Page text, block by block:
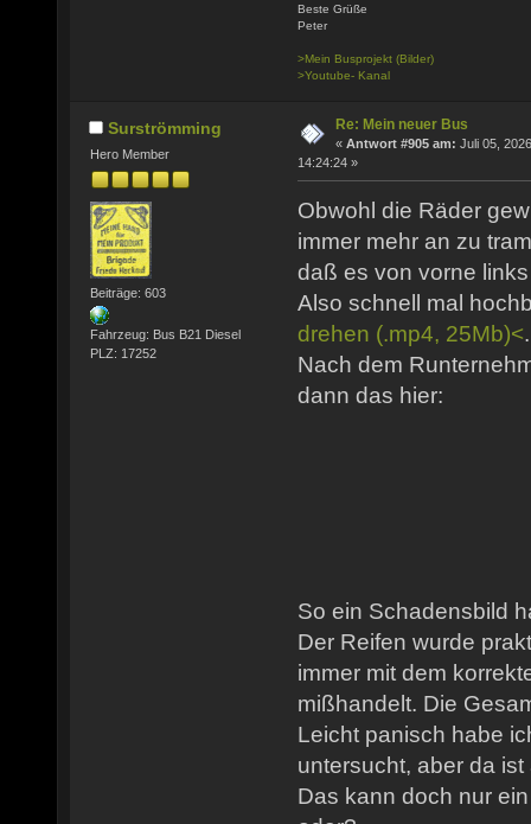
Beste Grüße
Peter
>Mein Busprojekt (Bilder)
>Youtube- Kanal
Surströmming
Hero Member
Beiträge: 603
Fahrzeug: Bus B21 Diesel
PLZ: 17252
Re: Mein neuer Bus
« Antwort #905 am: Juli 05,
14:24:24 »
Obwohl die Räder
immer mehr an zu
daß es von vorne
Also schnell mal
drehen (.mp4, 25Mb)<
Nach dem
dann das hier:
So ein Schadensbild
Der Reifen wurde
immer mit dem
mißhandelt. Die
Leicht panisch habe
untersucht, aber da ist
Das kann doch nur